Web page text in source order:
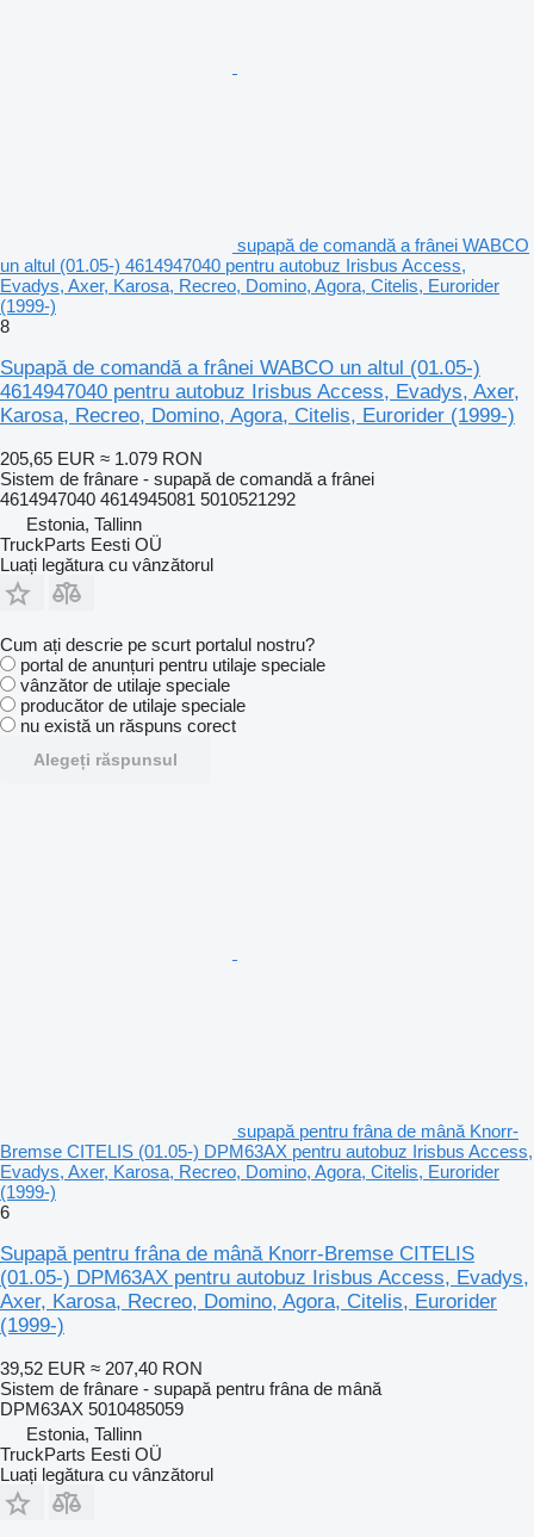
supapă de comandă a frânei WABCO
un altul (01.05-) 4614947040 pentru autobuz Irisbus Access,
Evadys, Axer, Karosa, Recreo, Domino, Agora, Citelis, Eurorider
(1999-)
8
Supapă de comandă a frânei WABCO un altul (01.05-)
4614947040 pentru autobuz Irisbus Access, Evadys, Axer,
Karosa, Recreo, Domino, Agora, Citelis, Eurorider (1999-)
205,65 EUR ≈ 1.079 RON
Sistem de frânare - supapă de comandă a frânei
4614947040 4614945081 5010521292
Estonia, Tallinn
TruckParts Eesti OÜ
Luați legătura cu vânzătorul
Cum ați descrie pe scurt portalul nostru?
portal de anunțuri pentru utilaje speciale
vânzător de utilaje speciale
producător de utilaje speciale
nu există un răspuns corect
Alegeți răspunsul
supapă pentru frâna de mână Knorr-
Bremse CITELIS (01.05-) DPM63AX pentru autobuz Irisbus Access,
Evadys, Axer, Karosa, Recreo, Domino, Agora, Citelis, Eurorider
(1999-)
6
Supapă pentru frâna de mână Knorr-Bremse CITELIS
(01.05-) DPM63AX pentru autobuz Irisbus Access, Evadys,
Axer, Karosa, Recreo, Domino, Agora, Citelis, Eurorider
(1999-)
39,52 EUR ≈ 207,40 RON
Sistem de frânare - supapă pentru frâna de mână
DPM63AX 5010485059
Estonia, Tallinn
TruckParts Eesti OÜ
Luați legătura cu vânzătorul